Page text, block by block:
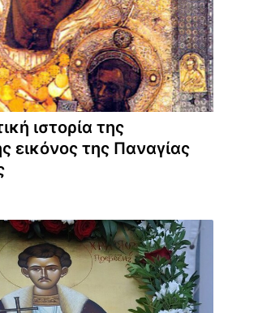
ιστορία της
εικόνος της Παναγίας